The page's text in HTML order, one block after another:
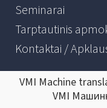
Seminarai
Tarptautinis
Kontaktai /
VMI Machine
VMI